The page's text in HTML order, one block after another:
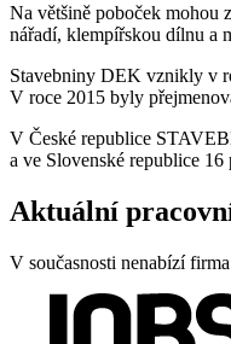
Na většině poboček mohou
nářadí, klempířskou dílnu a
Stavebniny DEK vznikly v
V roce 2015 byly
V České republice
a ve Slovenské republice 16
Aktuální
V současnosti nenabízí